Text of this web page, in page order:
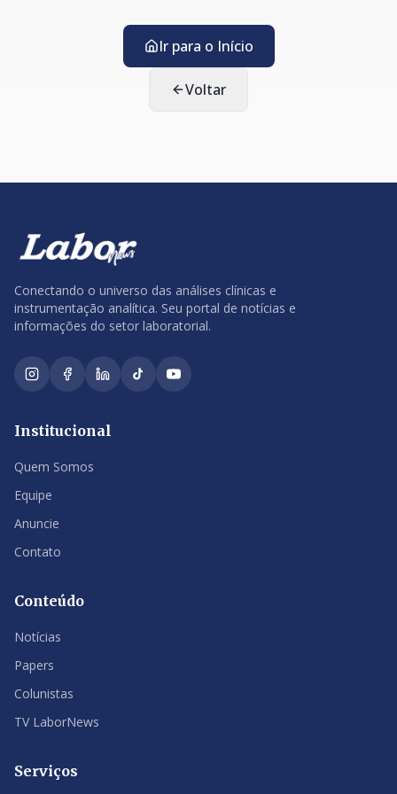
Ir para o Início
Voltar
Conectando o universo das análises clínicas e
instrumentação analítica. Seu portal de notícias e
informações do setor laboratorial.
Institucional
Quem Somos
Equipe
Anuncie
Contato
Conteúdo
Notícias
Papers
Colunistas
TV LaborNews
Serviços